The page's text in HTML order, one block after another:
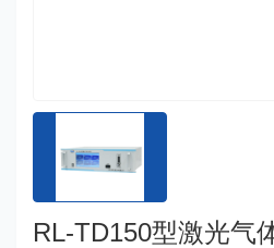
RL-TD150型激光气